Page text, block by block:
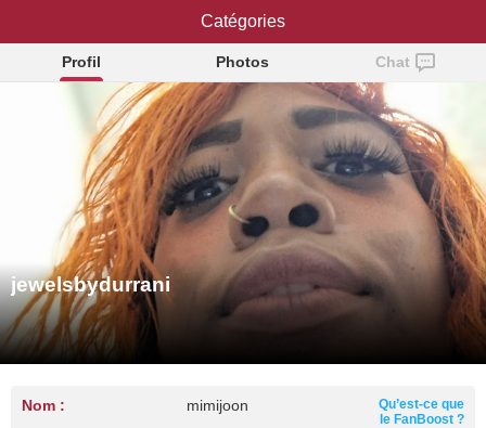
jewelsbydurrani
Profil Photos Chat
jewelsbydurrani
Nom : mimijoon
Qu’est-ce que
le FanBoost ?
Catégories